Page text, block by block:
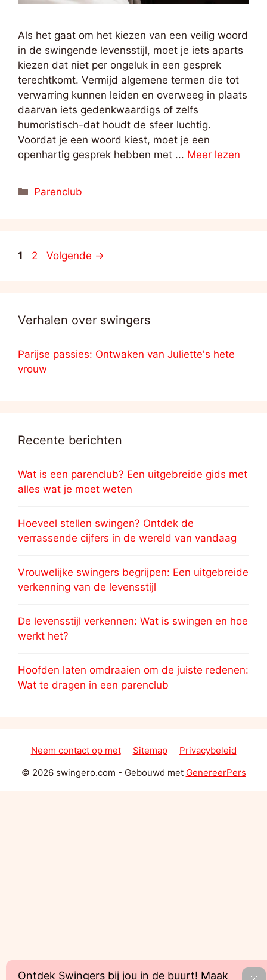
Als het gaat om het kiezen van een veilig woord
in de swingende levensstijl, moet je iets aparts
kiezen dat niet per ongeluk in een gesprek
terechtkomt. Vermijd algemene termen die tot
verwarring kunnen leiden en overweeg in plaats
daarvan iets gedenkwaardigs of zelfs
humoristisch-dat houdt de sfeer luchtig.
Voordat je een woord kiest, moet je een
openhartig gesprek hebben met ... Meer lezen
Categorieën
Parenclub
Pagina
1 Pagina
2 Volgende →
Verhalen over swingers
Parijse passies: Ontwaken van Juliette's hete
vrouw
Recente berichten
Wat is een parenclub? Een uitgebreide gids met
alles wat je moet weten
Hoeveel stellen swingen? Ontdek de
verrassende cijfers in de wereld van vandaag
Vrouwelijke swingers begrijpen: Een uitgebreide
verkenning van de levensstijl
De levensstijl verkennen: Wat is swingen en hoe
werkt het?
Hoofden laten omdraaien om de juiste redenen:
Wat te dragen in een parenclub
Neem contact op met Sitemap
Privacybeleid
© 2026 swingero.com - Gebouwd met GenereerPers
Ontdek Swingers bij jou in de buurt! Maak